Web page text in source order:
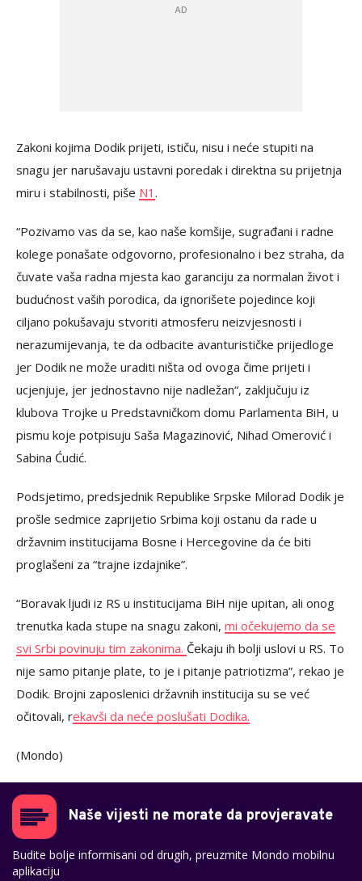
Zakoni kojima Dodik prijeti, ističu, nisu i neće stupiti na
snagu jer narušavaju ustavni poredak i direktna su prijetnja
miru i stabilnosti, piše N1 .
“Pozivamo vas da se, kao naše komšije, sugrađani i radne
kolege ponašate odgovorno, profesionalno i bez straha, da
čuvate vaša radna mjesta kao garanciju za normalan život i
budućnost vaših porodica, da ignorišete pojedince koji
ciljano pokušavaju stvoriti atmosferu neizvjesnosti i
nerazumijevanja, te da odbacite avanturističke prijedloge
jer Dodik ne može uraditi ništa od ovoga čime prijeti i
ucjenjuje, jer jednostavno nije nadležan“, zaključuju iz
klubova Trojke u Predstavničkom domu Parlamenta BiH, u
pismu koje potpisuju Saša Magazinović, Nihad Omerović i
Sabina Ćudić.
Podsjetimo, predsjednik Republike Srpske Milorad Dodik je
prošle sedmice zaprijetio Srbima koji ostanu da rade u
državnim institucijama Bosne i Hercegovine da će biti
proglašeni za “trajne izdajnike”.
“Boravak ljudi iz RS u institucijama BiH nije upitan, ali onog
trenutka kada stupe na snagu zakoni, mi očekujemo da se
svi Srbi povinuju tim zakonima. Čekaju ih bolji uslovi u RS. To
nije samo pitanje plate, to je i pitanje patriotizma”, rekao je
Dodik. Brojni zaposlenici državnih institucija su se već
očitovali, rekavši da neće poslušati Dodika.
(Mondo)
Naše vijesti ne morate da provjeravate
Budite bolje informisani od drugih, preuzmite Mondo mobilnu
aplikaciju